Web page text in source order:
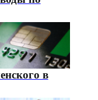
в